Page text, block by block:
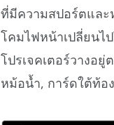
ที่มีความสปอร์ตแล
โคมไฟหน้าเปลี่ยนไ
โปรเจคเตอร์วางอ
หม้อน้ำ, การ์ดใต้ท้อ